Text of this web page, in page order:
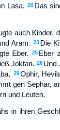
Lasa. 20 Das
auch Kinder,
Aram. 23 Die
Eber. 25 Eber
Joktan. 26 Und
29 Ophir,
gen Sephar,
und Leuten.
in ihren